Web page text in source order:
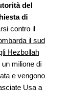
del
di
contro il
il sud
Hezbollah
milione di
e vengono
Usa a